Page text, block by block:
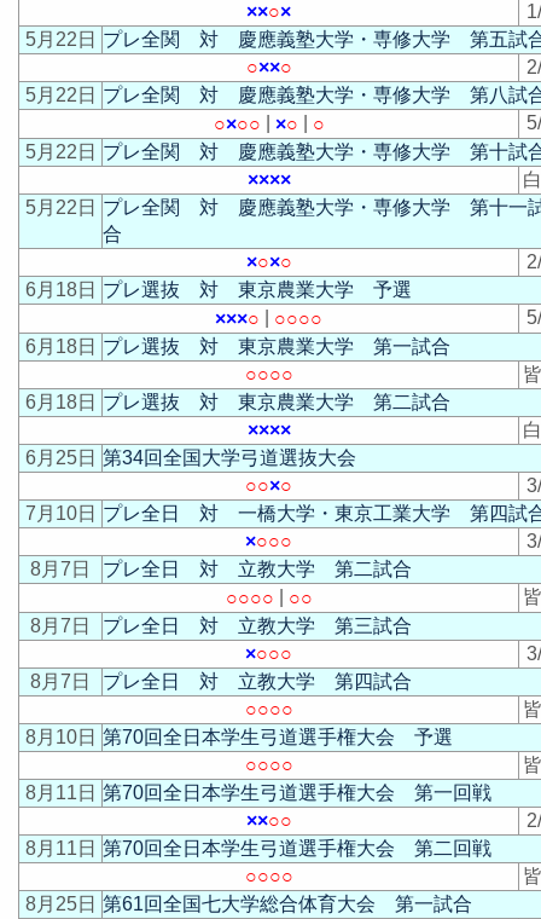
××○×
5月22日 プレ全関 対 慶應義塾大学・専修大学 第五試
○××○
5月22日 プレ全関 対 慶應義塾大学・専修大学 第八試
○×○○ ×○ ○
5月22日 プレ全関 対 慶應義塾大学・専修大学 第十試
××××
5月22日 プレ全関 対 慶應義塾大学・専修大学 第十一
合
×○×○
6月18日 プレ選抜 対 東京農業大学 予選
×××○ ○○○○
6月18日 プレ選抜 対 東京農業大学 第一試合
○○○○
6月18日 プレ選抜 対 東京農業大学 第二試合
××××
6月25日 第34回全国大学弓道選抜大会
○○×○
7月10日 プレ全日 対 一橋大学・東京工業大学 第四試
×○○○
8月7日
プレ全日 対 立教大学 第二試合
○○○○ ○○
8月7日
プレ全日 対 立教大学 第三試合
×○○○
8月7日
プレ全日 対 立教大学 第四試合
○○○○
8月10日 第70回全日本学生弓道選手権大会 予選
○○○○
8月11日 第70回全日本学生弓道選手権大会 第一回戦
××○○
8月11日 第70回全日本学生弓道選手権大会 第二回戦
○○○○
8月25日 第61回全国七大学総合体育大会 第一試合